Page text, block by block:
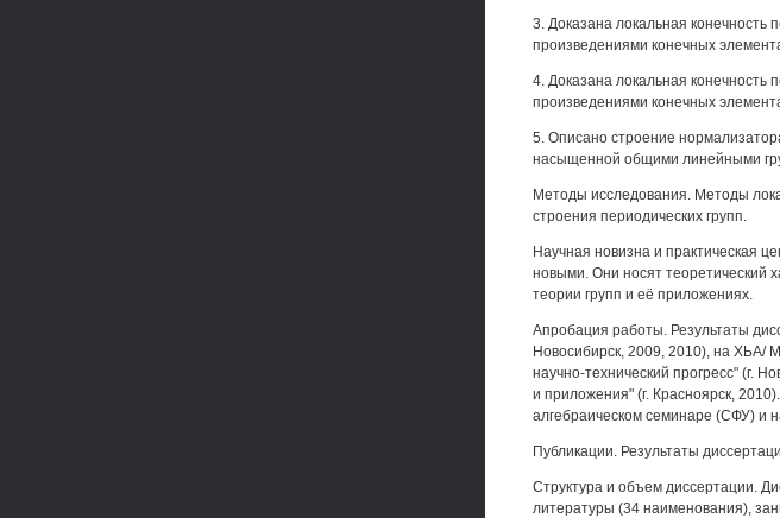
3. Доказана локальная
произведениями конечных
4. Доказана локальная
произведениями конечных
5. Описано строение
насыщенной общими линейными
Методы исследования. Методы
строения периодических групп.
Научная новизна и практическая
новыми. Они носят теоретический
теории групп и её приложениях.
Апробация работы. Результаты
Новосибирск, 2009, 2010), на ХЬА/
научно-технический прогресс" (г.
и приложения" (г. Красноярск,
алгебраическом семинаре (СФУ) и
Публикации. Результаты
Структура и объем диссертации.
литературы (34 наименования),